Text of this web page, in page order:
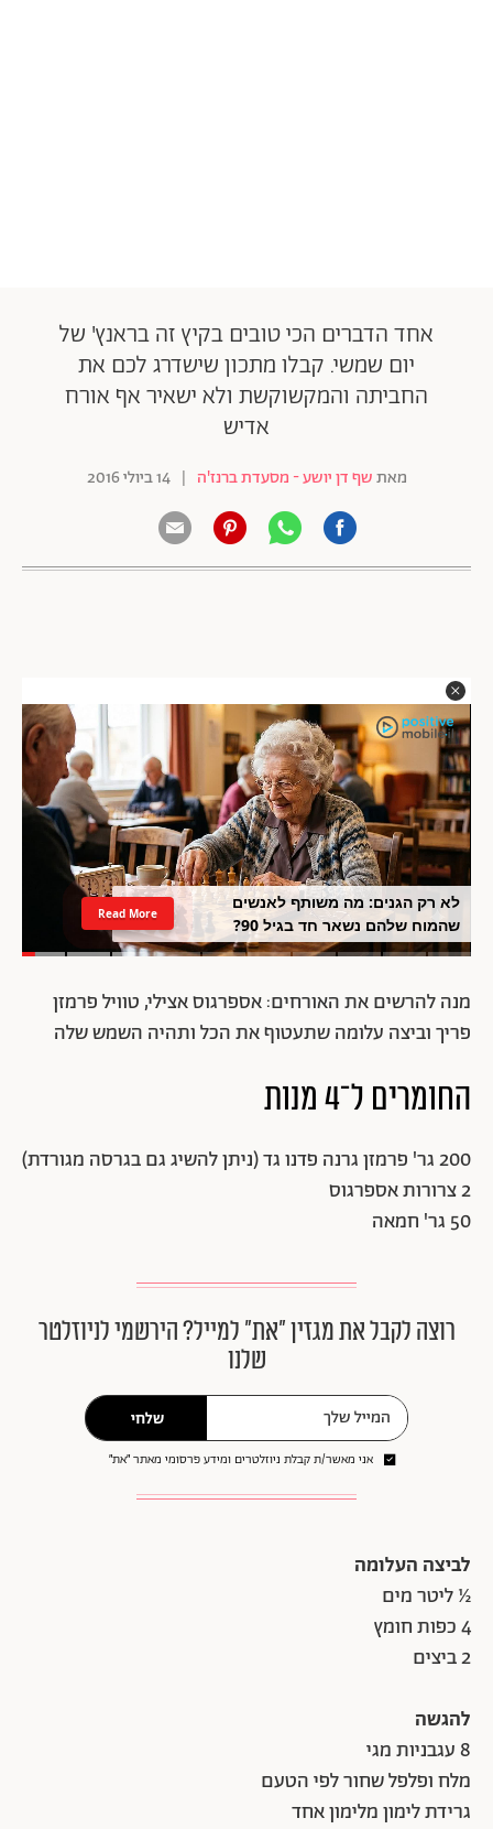
אחד הדברים הכי טובים בקיץ זה בראנץ' של
יום שמשי. קבלו מתכון שישדרג לכם את
החביתה והמקשוקשת ולא ישאיר אף אורח
אדיש
מאתשף דן יושע - מסעדת ברנז'ה | 14 ביולי 2016
לא רק הגנים: מה משותף לאנשים
שהמוח שלהם נשאר חד בגיל 90?
Read More
מנה להרשים את האורחים: אספרגוס אצילי, טוויל פרמזן
פריך וביצה עלומה שתעטוף את הכל ותהיה השמש שלה
החומרים ל־4 מנות
200 גר' פרמזן גרנה פדנו גד (ניתן להשיג גם בגרסה מגורדת)
2 צרורות אספרגוס
50 גר' חמאה
רוצה לקבל את מגזין ״את״ למייל? הירשמי לניוזלטר
שלנו
שלחי
אני מאשר/ת קבלת ניוזלטרים ומידע פרסומי מאתר ״את״
לביצה העלומה
½ ליטר מים
4 כפות חומץ
2 ביצים
להגשה
8 עגבניות מגי
מלח ופלפל שחור לפי הטעם
גרידת לימון מלימון אחד